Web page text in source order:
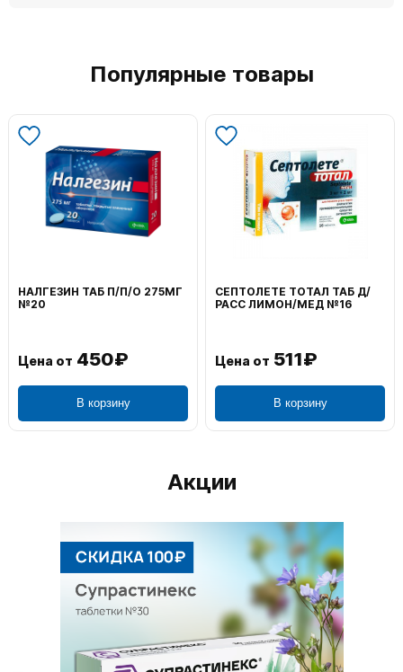
Популярные товары
НАЛГЕЗИН ТАБ П/П/О 275МГ
№20
Цена от 450₽
В корзину
СЕПТОЛЕТЕ ТОТАЛ ТАБ Д/
РАСС ЛИМОН/МЕД №16
Цена от 511₽
В корзину
Акции